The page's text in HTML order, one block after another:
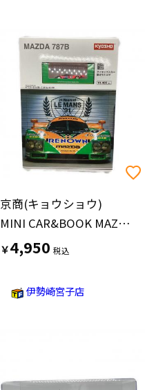
京商(キョウショウ)
MINI CAR&BOOK MAZDA 787B ミニカー
￥4,950
伊勢崎宮子店